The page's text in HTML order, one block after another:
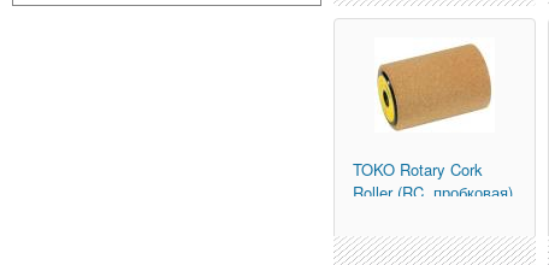
TOKO Rotary Cork
Roller (RC, пробковая)